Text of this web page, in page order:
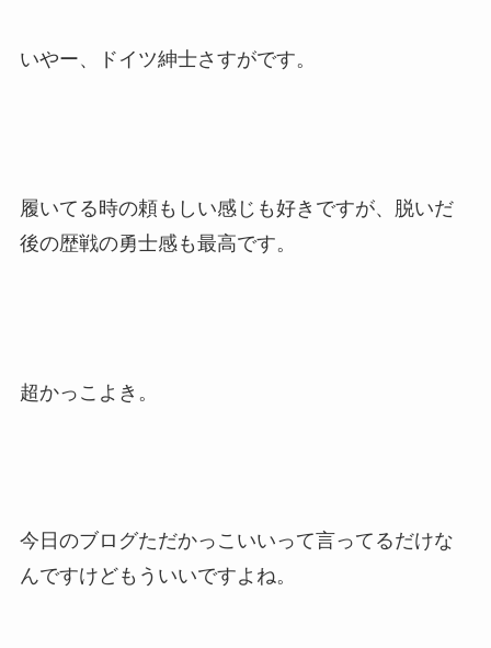
いやー、ドイツ紳士さすがです。
履いてる時の頼もしい感じも好きですが、脱いだ
後の歴戦の勇士感も最高です。
超かっこよき。
今日のブログただかっこいいって言ってるだけな
んですけどもういいですよね。